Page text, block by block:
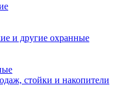
и другие охранные
стойки и накопители